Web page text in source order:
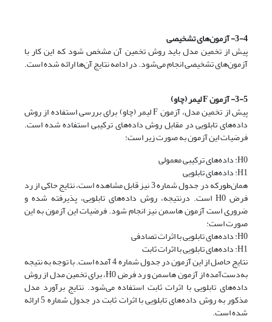
3-4- آزمون‌های تشخیصی
پیش از تخمین مدل باید روش تخمین آن مشخص شود که این کار با
آزمون‌های تشخیصی انجام می‌شود. در ادامه نتایج آن‌ها ارائه شده است.
3-5- آزمون F لیمر (چاو)
پیش از تخمین مدل، آزمون F لیمر (چاو) برای بررسی استفاده از روش
داده‌های تابلویی در مقابل روش داده‌های ترکیبی استفاده شده است.
فرضیات این آزمون به صورت زیر است:
H0: داده‌های ترکیبی معمولی
H1: داده‌های تابلویی
همان‌طورکه در جدول شماره 3 نیز قابل مشاهده است، نتایج حاکی از رد
فرض H0 است. درنتیجه، روش داده‌های تابلویی، پذیرفته شده و
ضروری است آزمون هاسمن نیز انجام شود. فرضیات این آزمون به این
صورت است:
H0: داده‌های تابلویی با اثرات تصادفی
H1: داده‌های تابلویی با اثرات ثابت
نتایج حاصل از این آزمون در جدول شماره 4 آمده است. با توجه به نتیجه
به‌دست‌آمده از آزمون هاسمن و رد فرض H0، برای تخمین مدل از روش
داده‌های تابلویی با اثرات ثابت استفاده می‌شود. نتایج برآورد مدل
مذکور به روش داده‌های تابلویی با اثرات ثابت در جدول شماره 5 ارائه
شده است.